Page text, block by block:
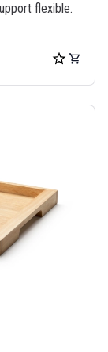
flexible.